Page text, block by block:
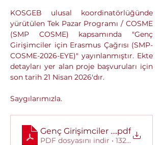
KOSGEB ulusal koordinatörlüğünde
yürütülen Tek Pazar Programı / COSME
(SMP COSME) kapsamında "Genç
Girişimciler için Erasmus Çağrısı (SMP-
COSME-2026-EYE)" yayınlanmıştır. Ekte
detayları yer alan proje başvuruları için
son tarih 21 Nisan 2026'dır.
Saygılarımızla.
Genç Girişimciler için Erasmus
.pdf
PDF dosyasını indir • 132KB